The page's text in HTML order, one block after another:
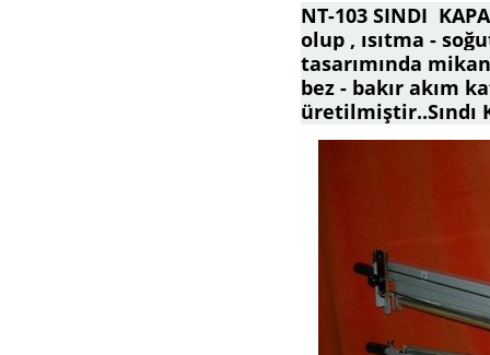
NT-103 SINDI
olup , ısıtma -
tasarımında
bez - bakır akım
üretilmiştir..Sındı